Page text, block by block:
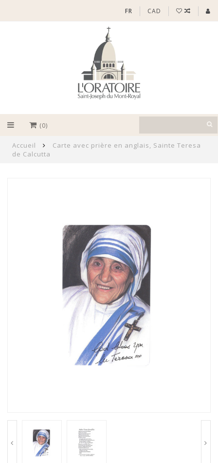
FR CAD
(0)
Accueil
Carte avec prière en anglais, Sainte Teresa
de Calcutta